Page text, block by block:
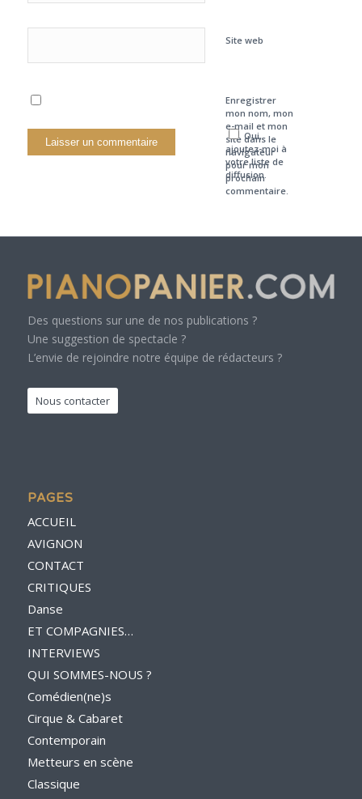
Site web
Enregistrer
mon nom, mon
e-mail et mon
site dans le
navigateur
pour mon
prochain
commentaire.
Oui,
ajoutez-moi à
votre liste de
diffusion.
Des questions sur une de nos publications ?
Une suggestion de spectacle ?
L’envie de rejoindre notre équipe de rédacteurs ?
Nous contacter
PAGES
ACCUEIL
AVIGNON
CONTACT
CRITIQUES
Danse
ET COMPAGNIES…
INTERVIEWS
QUI SOMMES-NOUS ?
Comédien(ne)s
Cirque & Cabaret
Contemporain
Metteurs en scène
Classique